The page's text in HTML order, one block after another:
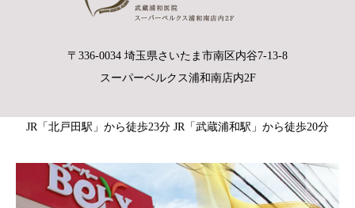
〒336-0034 埼玉県さいたま市南区内谷7-13-8
スーパーベルクス浦和南店内2F
JR「北戸田駅」から徒歩23分 JR「武蔵浦和駅」から徒歩20分